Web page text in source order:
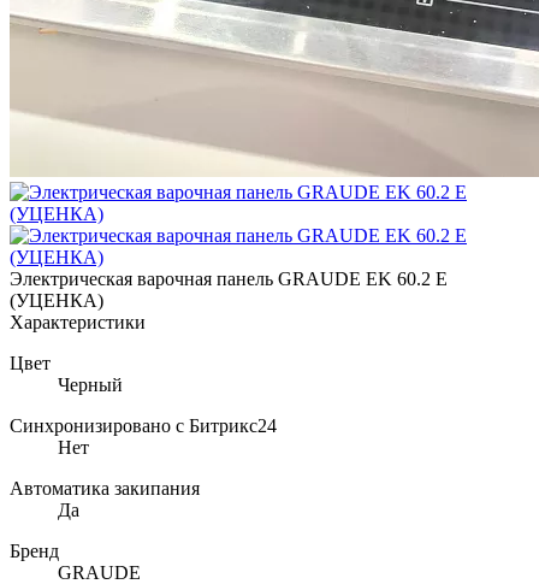
Электрическая варочная панель GRAUDE EK 60.2 E
(УЦЕНКА)
Характеристики
Цвет
Черный
Синхронизировано с Битрикс24
Нет
Автоматика закипания
Да
Бренд
GRAUDE